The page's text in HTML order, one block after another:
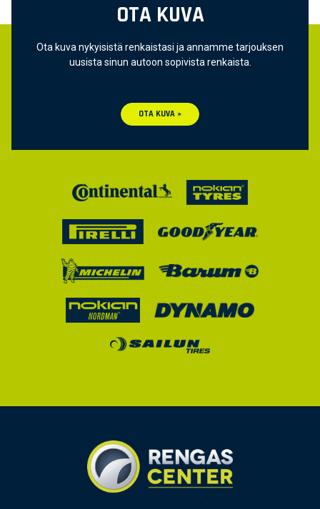
OTA KUVA
Ota kuva nykyisistä renkaistasi ja annamme tarjouksen
uusista sinun autoon sopivista renkaista.
OTA KUVA »